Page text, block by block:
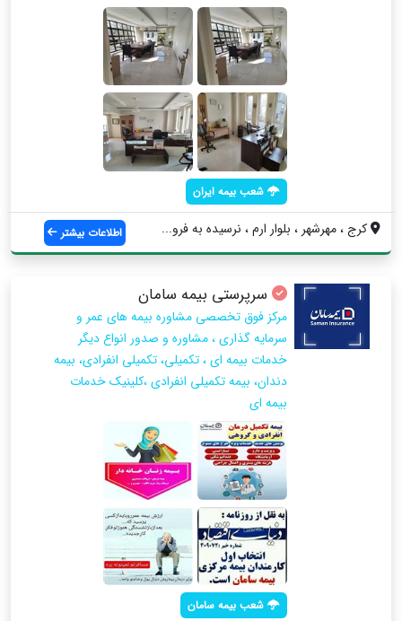
شعب بیمه ایران
کرج ، مهرشهر ، بلوار ارم ، نرسيده به فرو... اطلاعات بیشتر
سرپرستی بیمه سامان
مرکز فوق تخصصی مشاوره بیمه های عمر و
سرمایه گذاری ، مشاوره و صدور انواع دیگر
خدمات بیمه ای ، تکمیلی، تکمیلی انفرادی، بیمه
دندان، بیمه تکمیلی انفرادی ،كلينيك خدمات
بيمه اي
شعب بیمه سامان